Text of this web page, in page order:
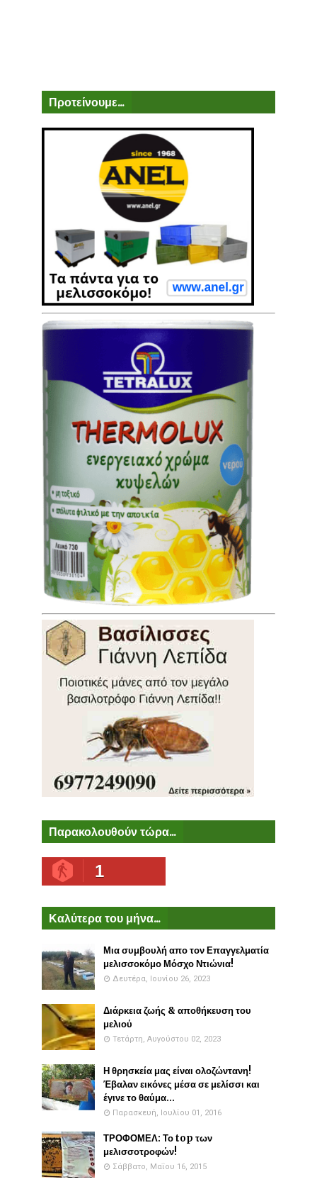
Προτείνουμε...
Παρακολουθούν τώρα...
1
Καλύτερα του μήνα...
Μια συμβουλή απο τον Επαγγελματία
μελισσοκόμο Μόσχο Ντιώνια!
Δευτέρα, Ιουνίου 26, 2023
Διάρκεια ζωής & αποθήκευση του
μελιού
Τετάρτη, Αυγούστου 02, 2023
Η θρησκεία μας είναι ολοζώντανη!
Έβαλαν εικόνες μέσα σε μελίσσι και
έγινε το θαύμα...
Παρασκευή, Ιουλίου 01, 2016
ΤΡΟΦΟΜΕΛ: Το top των
μελισσοτροφών!
Σάββατο, Μαΐου 16, 2015